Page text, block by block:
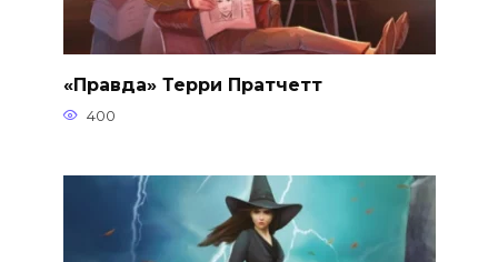
«Правда» Терри Пратчетт
400